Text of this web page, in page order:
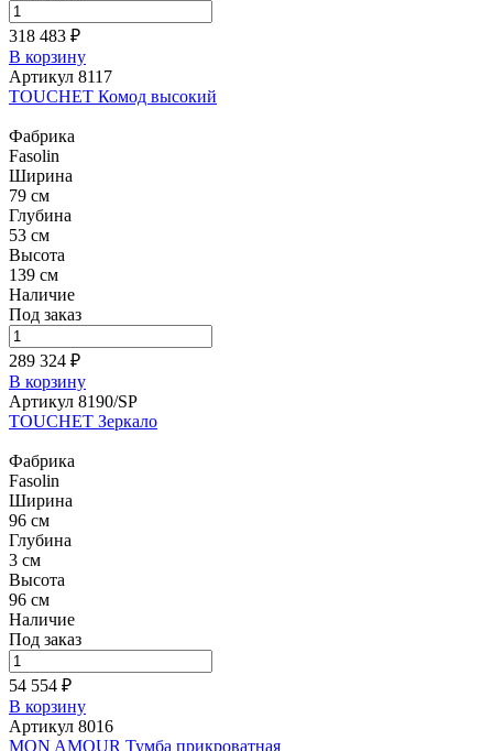
318 483 ₽
В корзину
Артикул 8117
TOUCHET Комод высокий
Фабрика
Fasolin
Ширина
79 см
Глубина
53 см
Высота
139 см
Наличие
Под заказ
289 324 ₽
В корзину
Артикул 8190/SP
TOUCHET Зеркало
Фабрика
Fasolin
Ширина
96 см
Глубина
3 см
Высота
96 см
Наличие
Под заказ
54 554 ₽
В корзину
Артикул 8016
MON AMOUR Тумба прикроватная